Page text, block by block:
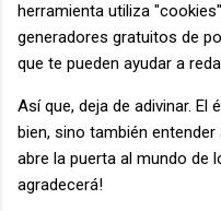
herramienta utiliza
generadores gratuitos de
que te pueden ayudar a
Así que, deja de adivinar.
bien, sino también
abre la puerta al mundo de
agradecerá!